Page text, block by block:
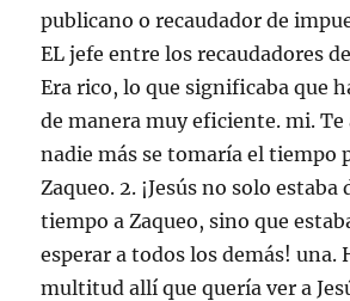
publicano o recaudador de
EL jefe entre los recaudadores
Era rico, lo que significaba que
de manera muy eficiente. mi. Te
nadie más se tomaría el tiempo
Zaqueo. 2. ¡Jesús no solo estaba
tiempo a Zaqueo, sino que
esperar a todos los demás! una.
multitud allí que quería ver a